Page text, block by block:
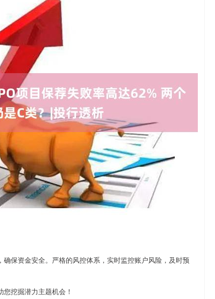
保资金安全。严格的风控体系，实时监控账户风险，及时预
挖掘潜力主题机会！